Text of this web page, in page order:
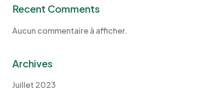
Recent Comments
Aucun commentaire à afficher.
Archives
Juillet 2023